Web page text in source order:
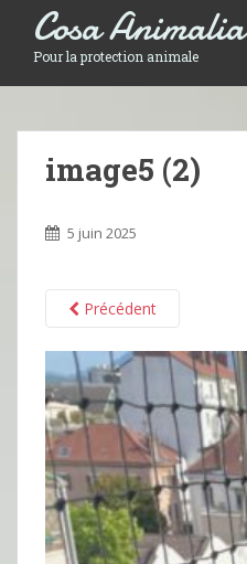
Cosa Animalia
Pour la protection animale
image5 (2)
5 juin 2025
Précédent